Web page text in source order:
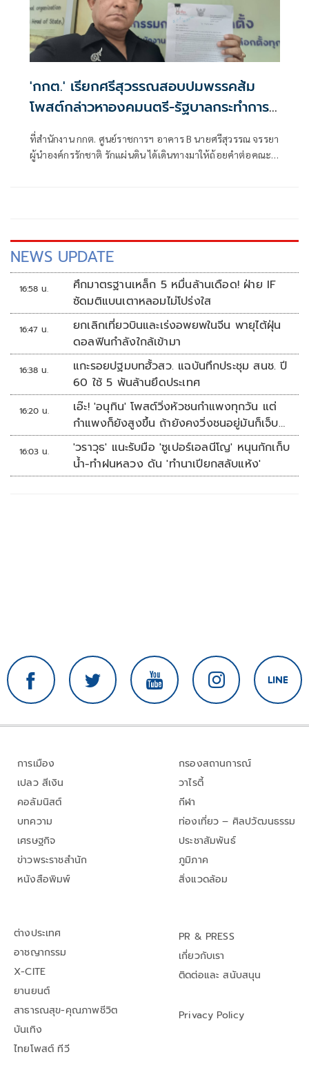
'กกต.' เรียกศรีสุวรรณสอบปมพรรคส้ม
โพสต์กล่าวหาองคมนตรี-รัฐบาลกระทำการมิ
บังควร
ที่สำนักงาน กกต. ศูนย์ราชการฯ อาคาร B นายศรีสุวรรณ จรรยา
ผู้นำองค์กรรักชาติ รักแผ่นดิน ได้เดินทางมาให้ถ้อยคำต่อคณะ
NEWS UPDATE
16:58 น.
ศึกมาตรฐานเหล็ก 5 หมื่นล้านเดือด! ฝ่าย IF
ซัดมติแบนเตาหลอมไม่โปร่งใส
16:47 น.
ยกเลิกเที่ยวบินและเร่งอพยพในจีน พายุไต้ฝุ่น
ดอลฟินกำลังใกล้เข้ามา
16:38 น.
แกะรอยปฐมบทฮั้วสว. แฉบันทึกประชุม สนช. ปี
60 ใช้ 5 พันล้านยึดประเทศ
16:20 น.
เอ๊ะ! 'อนุทิน' โพสต์วิ่งหัวชนกำแพงทุกวัน แต่
กำแพงก็ยังสูงขึ้น ถ้ายังคงวิ่งชนอยู่มันก็เจ็บ
หัวอีก
16:03 น.
'วราวุธ' แนะรับมือ 'ซูเปอร์เอลนีโญ' หนุนกักเก็บ
น้ำ-ทำฝนหลวง ดัน 'ทำนาเปียกสลับแห้ง'
การเมือง
เปลว สีเงิน
คอลัมนิสต์
บทความ
เศรษฐกิจ
ข่าวพระราชสำนัก
หนังสือพิมพ์
กรองสถานการณ์
วาไรตี้
กีฬา
ท่องเที่ยว – ศิลปวัฒนธรรม
ประชาสัมพันธ์
ภูมิภาค
สิ่งแวดล้อม
ต่างประเทศ
อาชญากรรม
X-CITE
ยานยนต์
สาธารณสุข-คุณภาพชีวิต
บันเทิง
ไทยโพสต์ ทีวี
PR & PRESS
เกี่ยวกับเรา
ติดต่อและ สนับสนุน
Privacy Policy